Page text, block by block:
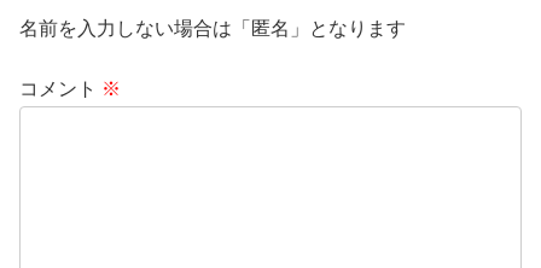
名前を入力しない場合は「匿名」となります
コメント ※